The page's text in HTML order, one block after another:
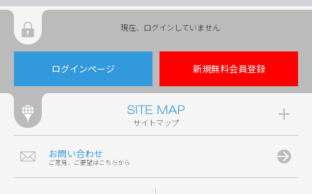
現在、ログインしていません
ログインページ 新規無料会員登録
サイトマップ
お問い合わせ
ご意見、ご要望はこちらから